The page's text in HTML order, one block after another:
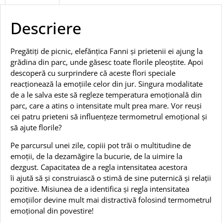
Descriere
Pregătiți de picnic, elefănțica Fanni și prietenii ei ajung la
grădina din parc, unde găsesc toate florile pleoștite. Apoi
descoperă cu surprindere că aceste flori speciale
reacționează la emoțiile celor din jur. Singura modalitate
de a le salva este să regleze temperatura emoțională din
parc, care a atins o intensitate mult prea mare. Vor reuși
cei patru prieteni să influențeze termometrul emoțional și
să ajute florile?
Pe parcursul unei zile, copiii pot trăi o multitudine de
emoții, de la dezamăgire la bucurie, de la uimire la
dezgust. Capacitatea de a regla intensitatea acestora
îi ajută să și construiască o stimă de sine puternică și relații
pozitive. Misiunea de a identifica și regla intensitatea
emoțiilor devine mult mai distractivă folosind termometrul
emoțional din povestire!